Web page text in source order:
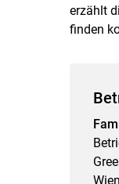
erzählt
finden